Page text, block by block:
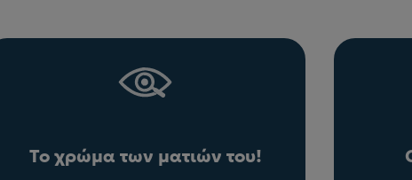
Το χρώμα των ματιών του!